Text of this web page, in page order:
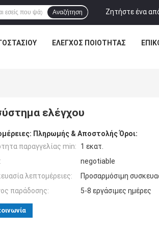
Ζητήστε ένα
Αναζήτηση
ΈΛΕΓΧΟΣ ΠΟΙΌΤΗΤΑΣ
ελέγχου
Πληρωμής & Αποστολής Όροι:
παραγγελίας min:
1 εκατ.
negotiable
λεπτομέρειες:
Προσαρμόσιμη
παράδοσης:
5-8 εργάσιμες ημέρες